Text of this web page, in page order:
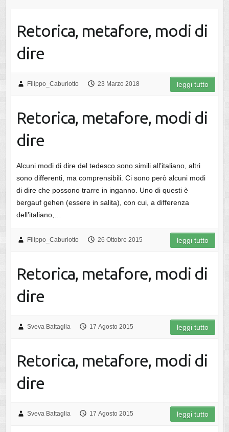
Retorica, metafore, modi di
dire
Filippo_Caburlotto 23 Marzo 2018 leggi tutto
Retorica, metafore, modi di
dire
Alcuni modi di dire del tedesco sono simili all’italiano, altri
sono differenti, ma comprensibili. Ci sono però alcuni modi
di dire che possono trarre in inganno. Uno di questi è
bergauf gehen (essere in salita), con cui, a differenza
dell’italiano,…
Filippo_Caburlotto 26 Ottobre 2015 leggi tutto
Retorica, metafore, modi di
dire
Sveva Battaglia 17 Agosto 2015 leggi tutto
Retorica, metafore, modi di
dire
Sveva Battaglia 17 Agosto 2015 leggi tutto